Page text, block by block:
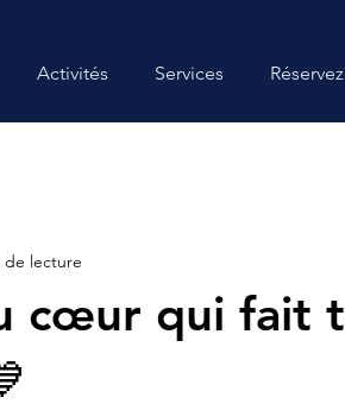
Activités Services Réservez
cœur qui fait
de lecture